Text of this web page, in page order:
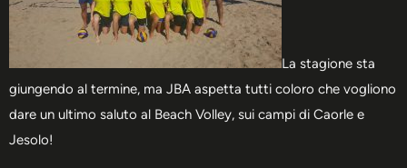
La stagione sta
giungendo al termine, ma JBA aspetta tutti coloro che vogliono
dare un ultimo saluto al Beach Volley, sui campi di Caorle e
Jesolo!